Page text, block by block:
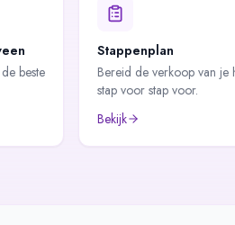
beste
Stappenplan
Bereid de verkoop van je
stap voor stap voor.
Bekijk